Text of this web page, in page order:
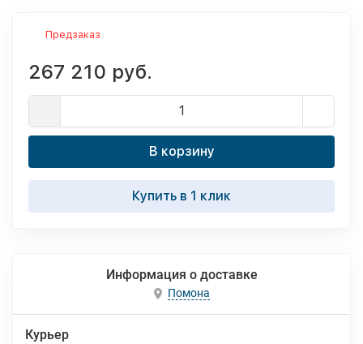
Предзаказ
267 210 руб.
В корзину
Купить в 1 клик
Информация о доставке
Помона
Курьер